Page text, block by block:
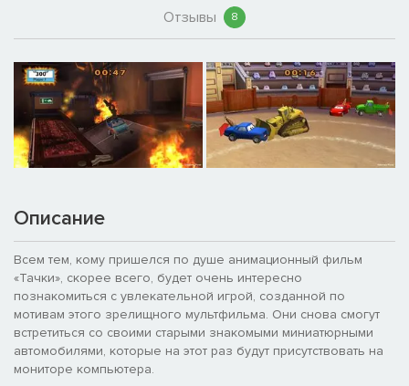
Отзывы 8
Описание
Всем тем, кому пришелся по душе анимационный фильм
«Тачки», скорее всего, будет очень интересно
познакомиться с увлекательной игрой, созданной по
мотивам этого зрелищного мультфильма. Они снова смогут
встретиться со своими старыми знакомыми миниатюрными
автомобилями, которые на этот раз будут присутствовать на
мониторе компьютера.